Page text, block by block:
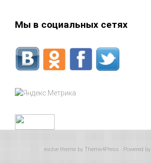
Мы в социальных сетях
evolvetheme by Theme4Press - Powered by